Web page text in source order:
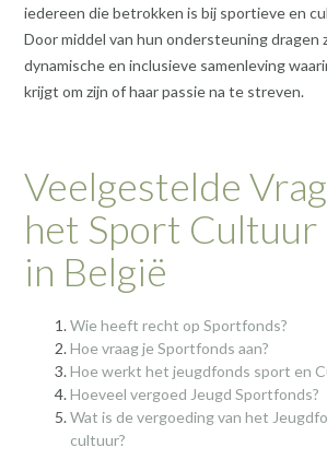
iedereen die betrokken is bij sportieve en
Door middel van hun ondersteuning dragen
dynamische en inclusieve samenleving
krijgt om zijn of haar passie na te streven.
Veelgestelde
het Sport Cultuur
in België
Wie heeft recht op Sportfonds?
Hoe vraag je Sportfonds aan?
Hoe werkt het jeugdfonds sport en
Hoeveel vergoed Jeugd Sportfonds?
Wat is de vergoeding van het
cultuur?